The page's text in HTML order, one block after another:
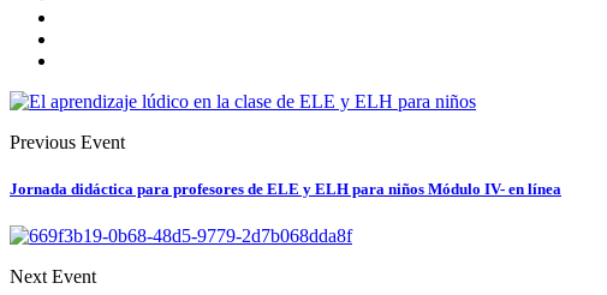
Previous Event
Jornada didáctica para profesores de ELE y ELH para niños Módulo IV- en línea
Next Event